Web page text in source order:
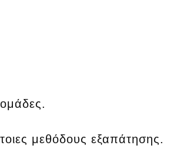
μεθόδους εξαπάτησης.